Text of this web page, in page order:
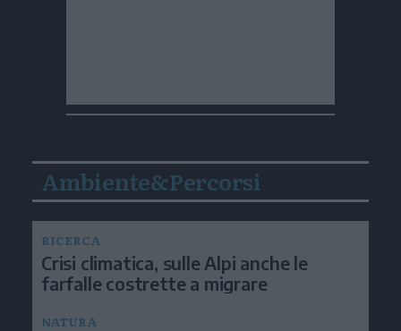
Ambiente&Percorsi
RICERCA
Crisi climatica, sulle Alpi anche le
farfalle costrette a migrare
NATURA